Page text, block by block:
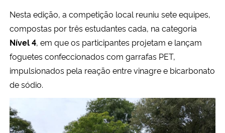
Ministério do Turismo
Ministério do Desenvolvimento Regional
Controladoria-Geral da União
Ministério da Mulher, da Família e dos Direitos Humanos
Secretaria-Geral
Nesta edição, a competição local reuniu sete equipes,
compostas por três estudantes cada, na categoria
Nível 4, em que os participantes projetam e lançam
foguetes confeccionados com garrafas PET,
impulsionados pela reação entre vinagre e bicarbonato
de sódio.